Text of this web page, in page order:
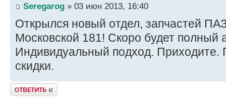
Seregarog » 03 июн 2013, 16:40
Открылся новый отдел, запчастей
Московской 181! Скоро будет полный
Индивидуальный подход. Приходите.
скидки.
Ответить